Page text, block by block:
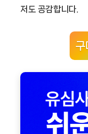
저도 공감합니다.
구